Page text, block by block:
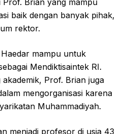
baik dengan banyak pihak,
rektor.
mampu untuk
Mendiktisaintek RI.
akademik, Prof. Brian juga
mengorganisasi karena
Muhammadiyah.
menjadi profesor di usia 43